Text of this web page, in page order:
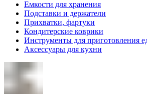
Емкости для хранения
Подставки и держатели
Прихватки, фартуки
Кондитерские коврики
Инструменты для приготовления
Аксессуары для кухни